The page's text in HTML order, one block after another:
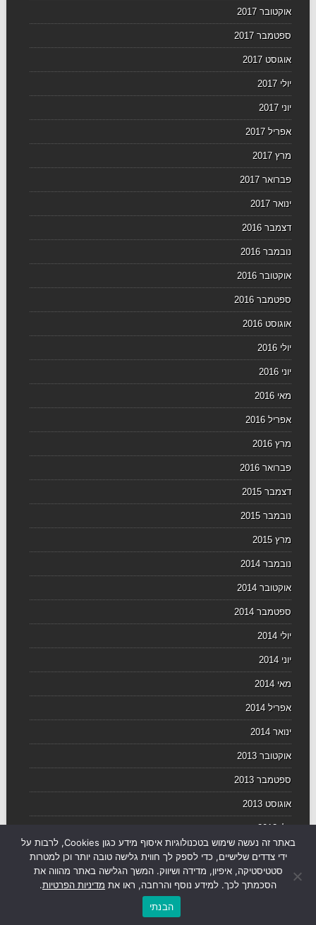
אוקטובר 2017
ספטמבר 2017
אוגוסט 2017
יולי 2017
יוני 2017
אפריל 2017
מרץ 2017
פברואר 2017
ינואר 2017
דצמבר 2016
נובמבר 2016
אוקטובר 2016
ספטמבר 2016
אוגוסט 2016
יולי 2016
יוני 2016
מאי 2016
אפריל 2016
מרץ 2016
פברואר 2016
דצמבר 2015
נובמבר 2015
מרץ 2015
נובמבר 2014
אוקטובר 2014
ספטמבר 2014
יולי 2014
יוני 2014
מאי 2014
אפריל 2014
ינואר 2014
אוקטובר 2013
ספטמבר 2013
אוגוסט 2013
יולי 2013
יוני 2013
© עסקים TV
באתר זה נעשה שימוש בטכנולוגיות איסוף מידע כגון Cookies, לרבות על
ידי צדדים שלישיים, כדי לספק לך חווית גלישה טובה יותר וכן למטרות
סטטיסטיקה, איפיון, מדידה ושיווק. המשך הגלישה באתר מהווה את
הסכמתך לכך. למידע נוסף והרחבה, ראו את מדיניות הפרטיות.
הבנתי